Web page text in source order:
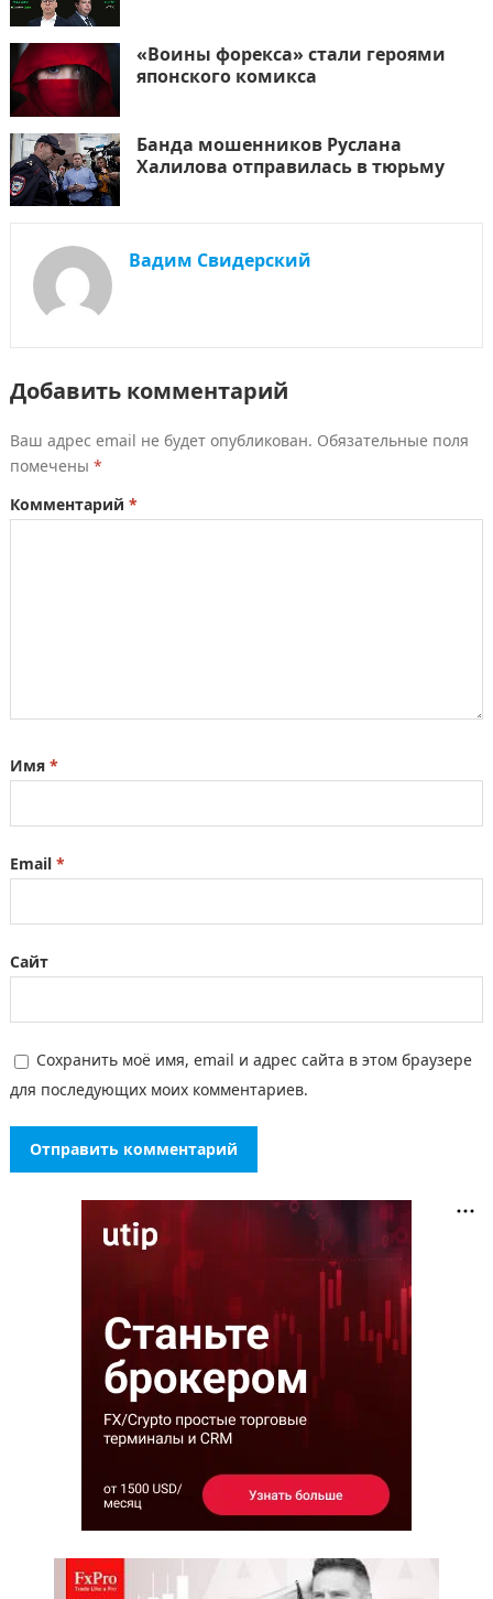
«Воины форекса» стали героями
японского комикса
Банда мошенников Руслана
Халилова отправилась в тюрьму
Вадим Свидерский
Добавить комментарий
Ваш адрес email не будет опубликован. Обязательные поля
помечены *
Комментарий *
Имя *
Email *
Сайт
Сохранить моё имя, email и адрес сайта в этом браузере
для последующих моих комментариев.